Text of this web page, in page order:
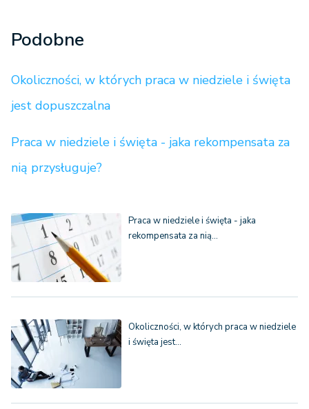
Podobne
Okoliczności, w których praca w niedziele i święta
jest dopuszczalna
Praca w niedziele i święta - jaka rekompensata za
nią przysługuje?
Praca w niedziele i święta - jaka
rekompensata za nią…
Okoliczności, w których praca w niedziele
i święta jest…